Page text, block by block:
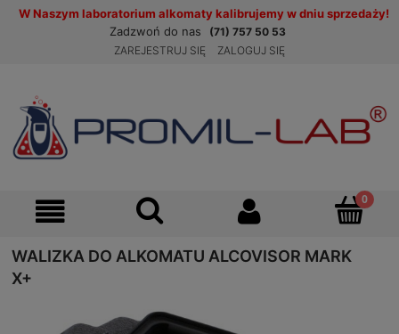
W Naszym laboratorium alkomaty kalibrujemy w dniu sprzedaży!
Zadzwoń do nas
(71) 757 50 53
ZAREJESTRUJ SIĘ
ZALOGUJ SIĘ
WALIZKA DO ALKOMATU ALCOVISOR MARK
X+